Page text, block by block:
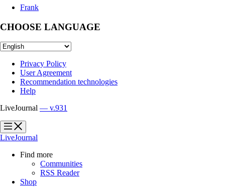
Frank
CHOOSE LANGUAGE
Privacy Policy
User Agreement
Recommendation technologies
Help
LiveJournal — v.931
?
?
LiveJournal
Find more
Communities
RSS Reader
Shop